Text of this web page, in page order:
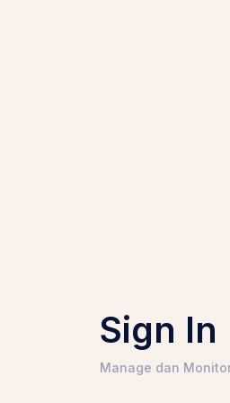
Sign In
Manage dan